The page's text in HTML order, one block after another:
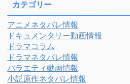
カテゴリー
アニメネタバレ情報
ドキュメンタリー動画情報
ドラマコラム
ドラマネタバレ情報
バラエティ動画情報
小説原作ネタバレ情報